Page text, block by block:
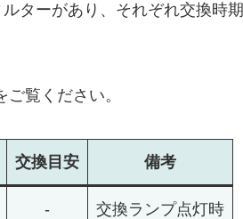
ターがあり、それぞれ交換時期
覧ください。
交換 目安 備考
- 交換ランプ点灯時